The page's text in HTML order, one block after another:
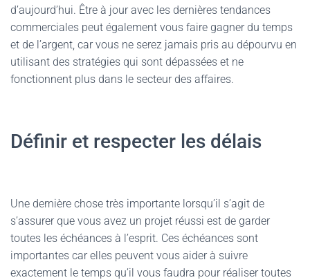
d’aujourd’hui. Être à jour avec les dernières tendances
commerciales peut également vous faire gagner du temps
et de l’argent, car vous ne serez jamais pris au dépourvu en
utilisant des stratégies qui sont dépassées et ne
fonctionnent plus dans le secteur des affaires.
Définir et respecter les délais
Une dernière chose très importante lorsqu’il s’agit de
s’assurer que vous avez un projet réussi est de garder
toutes les échéances à l’esprit. Ces échéances sont
importantes car elles peuvent vous aider à suivre
exactement le temps qu’il vous faudra pour réaliser toutes